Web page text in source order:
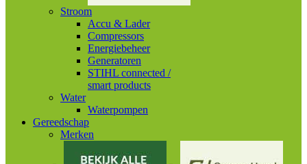
Stroom
Accu & Lader
Compressors
Energiebeheer
Generatoren
STIHL connected /
smart products
Water
Waterpompen
Gereedschap
Merken